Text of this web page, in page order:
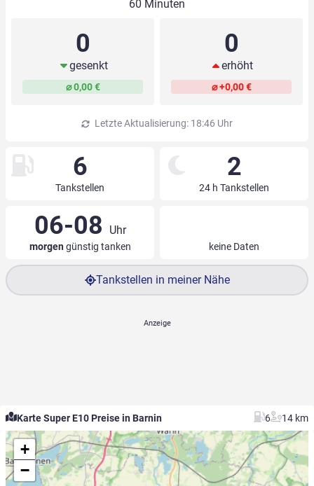
60 Minuten
0
gesenkt
⌀ 0,00 €
0
erhöht
⌀ +0,00 €
Letzte Aktualisierung: 18:46 Uhr
6
Tankstellen
2
24 h Tankstellen
06-08 Uhr
morgengünstig tanken keine Daten
Tankstellen in meiner Nähe
Karte Super E10 Preise in Barnin 6 14 km
+
−